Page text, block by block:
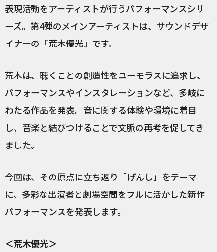
表現活動をアーティストが行うパフォーマンスシリ
ーズ。第4弾のメインアーティストは、サウンドデザ
イナーの「荒木優光」です。
荒木は、聴くことの創造性をユーモラスに追求し、
パフォーマンスやインスタレーションなど、多岐に
わたる作品を発表。音に関する体験や環境に着目
し、音楽と結びつけることで文脈の再考を促してき
ました。
今回は、その原点に立ち返り「げんし」をテーマ
に、多彩な出演者と劇場空間をフルに活かした新作
パフォーマンスを発表します。
＜荒木優光＞